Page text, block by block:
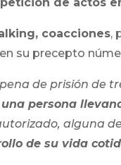
coacciones,
su precepto
de prisión de
una persona
alguna
de su vida